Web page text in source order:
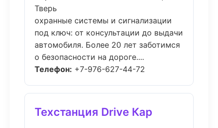
Тверь
охранные системы и сигнализации
под ключ: от консультации до выдачи
автомобиля. Более 20 лет заботимся
о безопасности на дороге....
Телефон: +7-976-627-44-72
Техстанция Drive Кар